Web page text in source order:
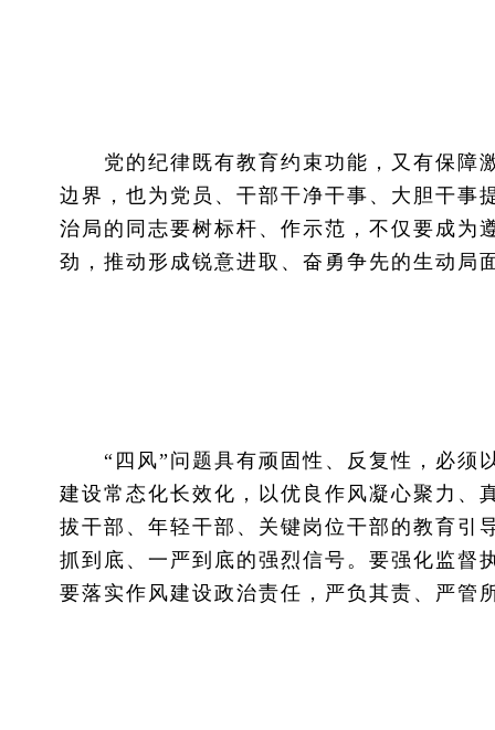
党的纪律既有教育约束功能，又有保障激
边界，也为党员、干部干净干事、大胆干事
治局的同志要树标杆、作示范，不仅要成为
劲，推动形成锐意进取、奋勇争先的生动局
“四风”问题具有顽固性、反复性，必须
建设常态化长效化，以优良作风凝心聚力、
拔干部、年轻干部、关键岗位干部的教育引
抓到底、一严到底的强烈信号。要强化监督
要落实作风建设政治责任，严负其责、严管